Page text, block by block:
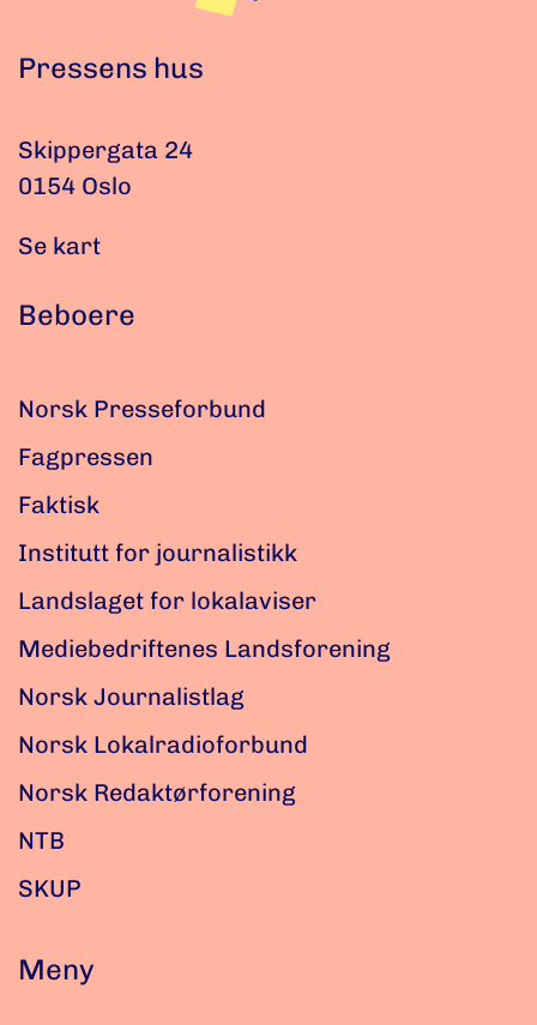
Pressens hus
Skippergata 24
0154 Oslo
Se kart
Beboere
Norsk Presseforbund
Fagpressen
Faktisk
Institutt for journalistikk
Landslaget for lokalaviser
Mediebedriftenes Landsforening
Norsk Journalistlag
Norsk Lokalradioforbund
Norsk Redaktørforening
NTB
SKUP
Meny